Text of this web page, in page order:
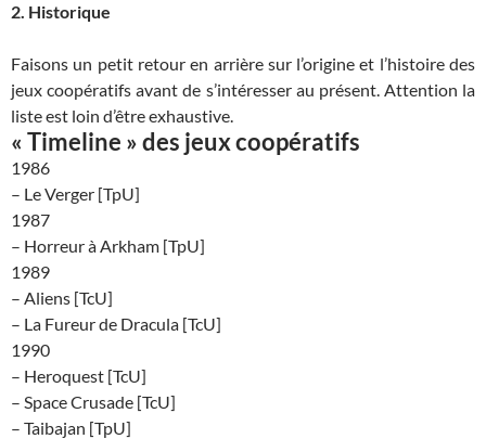
2. Historique
Faisons un petit retour en arrière sur l’origine et l’histoire des
jeux coopératifs avant de s’intéresser au présent. Attention la
liste est loin d’être exhaustive.
« Timeline » des jeux coopératifs
1986
– Le Verger [TpU]
1987
– Horreur à Arkham [TpU]
1989
– Aliens [TcU]
– La Fureur de Dracula [TcU]
1990
– Heroquest [TcU]
– Space Crusade [TcU]
– Taibajan [TpU]